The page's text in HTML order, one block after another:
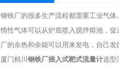
钢铁厂的很多生产流程都需要工业气
惰性气体可以从炉底喷入搅拌熔池，
厂的余热和余能可以用来发电，自己发
厦门精川 钢铁厂插入式靶式流量计选型